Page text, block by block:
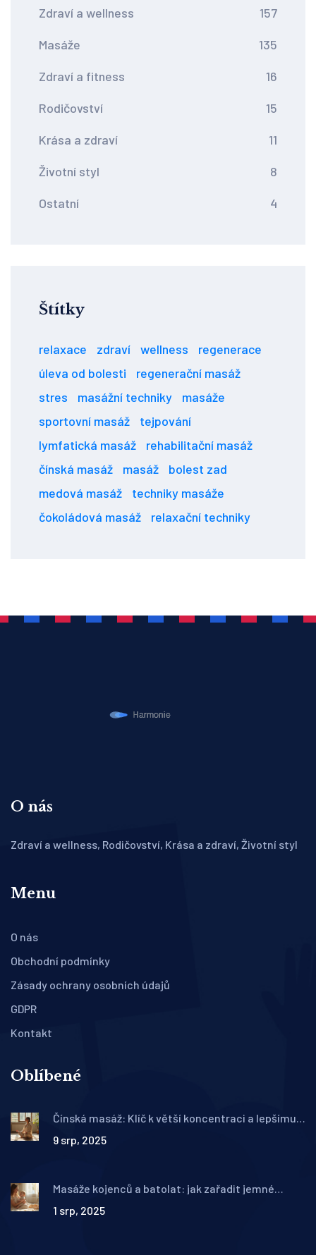
Zdraví a wellness 157
Masáže 135
Zdraví a fitness 16
Rodičovství 15
Krása a zdraví 11
Životní styl 8
Ostatní 4
Štítky
relaxace zdraví wellness
regenerace
úleva od bolesti
regenerační masáž
stres
masážní techniky
masáže
sportovní masáž
tejpování
lymfatická masáž
rehabilitační masáž
čínská masáž
masáž
bolest zad
medová masáž
techniky masáže
čokoládová masáž
relaxační techniky
O nás
Zdraví a wellness, Rodičovství, Krása a zdraví, Životní styl
Menu
O nás
Obchodní podmínky
Zásady ochrany osobních údajů
GDPR
Kontakt
Oblíbené
Čínská masáž: Klíč k větší koncentraci a lepšímu
9 srp, 2025
Masáže kojenců a batolat: jak zařadit jemné
1 srp, 2025